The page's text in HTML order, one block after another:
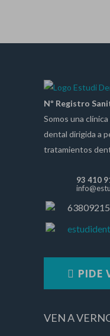
Nº Registro
Somos una
dental dirigida a
tratamientos
93 410
PIDE
VEN A